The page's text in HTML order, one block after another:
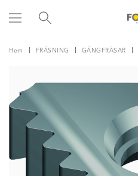
Hem FRÄSNING GÄNGFRÄSAR